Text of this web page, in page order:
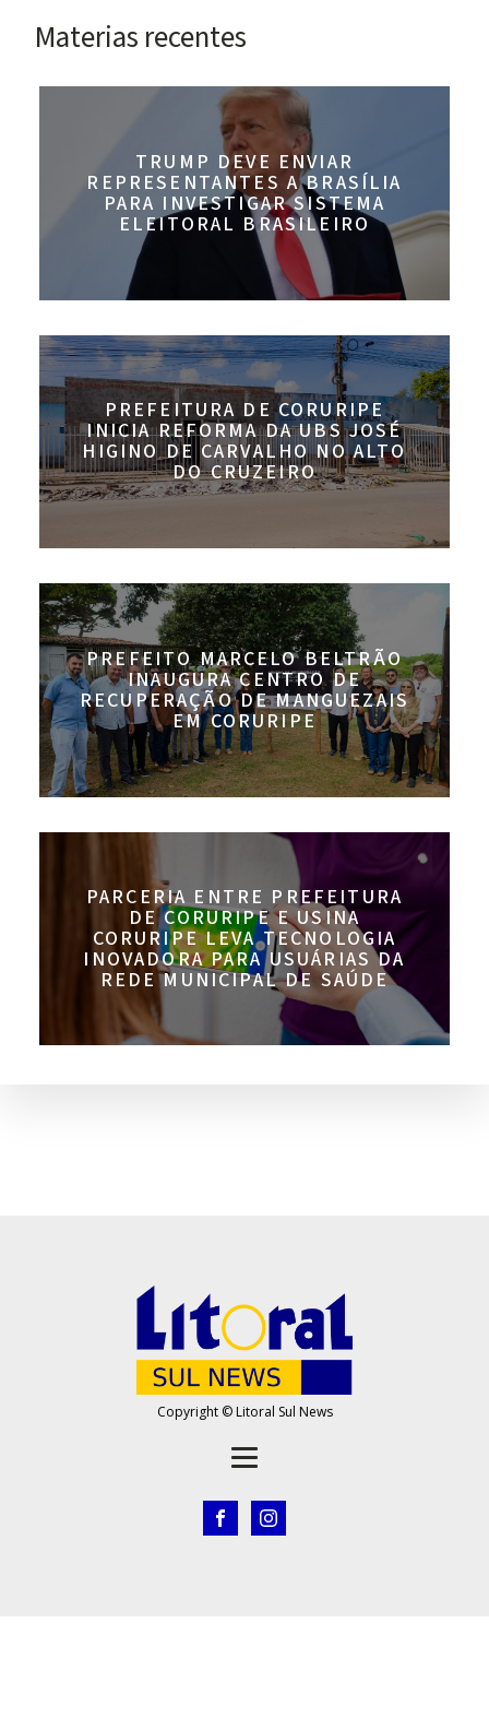
Materias recentes
TRUMP DEVE ENVIAR
REPRESENTANTES A BRASÍLIA
PARA INVESTIGAR SISTEMA
ELEITORAL BRASILEIRO
PREFEITURA DE CORURIPE
INICIA REFORMA DA UBS JOSÉ
HIGINO DE CARVALHO NO ALTO
DO CRUZEIRO
PREFEITO MARCELO BELTRÃO
INAUGURA CENTRO DE
RECUPERAÇÃO DE MANGUEZAIS
EM CORURIPE
PARCERIA ENTRE PREFEITURA
DE CORURIPE E USINA
CORURIPE LEVA TECNOLOGIA
INOVADORA PARA USUÁRIAS DA
REDE MUNICIPAL DE SAÚDE
Copyright © Litoral Sul News